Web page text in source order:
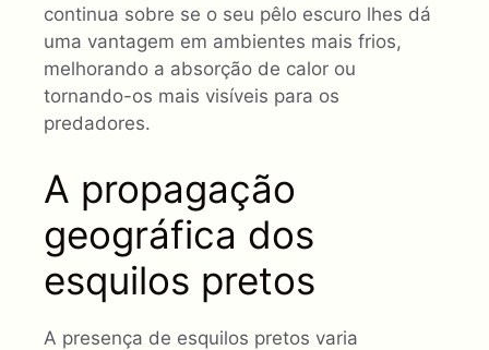
continua sobre se o seu pêlo escuro lhes dá
uma vantagem em ambientes mais frios,
melhorando a absorção de calor ou
tornando-os mais visíveis para os
predadores.
A propagação
geográfica dos
esquilos pretos
A presença de esquilos pretos varia